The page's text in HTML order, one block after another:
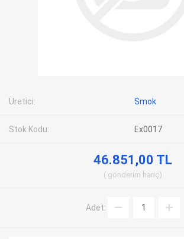
Üretici: Smok
Stok Kodu: Ex0017
46.851,00 TL
gönderim hariç
Adet: